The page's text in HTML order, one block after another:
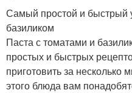
Самый простой и быстрый
базиликом
Паста с томатами и
простых и быстрых
приготовить за несколько
этого блюда вам